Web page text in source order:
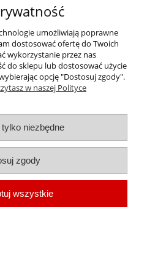
D 46 - 20 l
umożliwiają poprawne
dostosować ofertę do Twoich
wykorzystanie przez nas
do sklepu lub dostosować użycie
opcję "Dostosuj zgody".
w naszej Polityce
niezbędne
zgody
wszystkie